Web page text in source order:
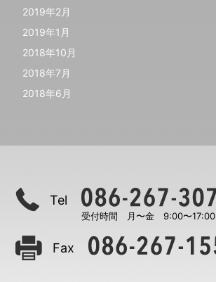
2019年2月
2019年1月
2018年10月
2018年7月
2018年6月
Tel
受付時間 月〜金 9:00〜17:00
Fax